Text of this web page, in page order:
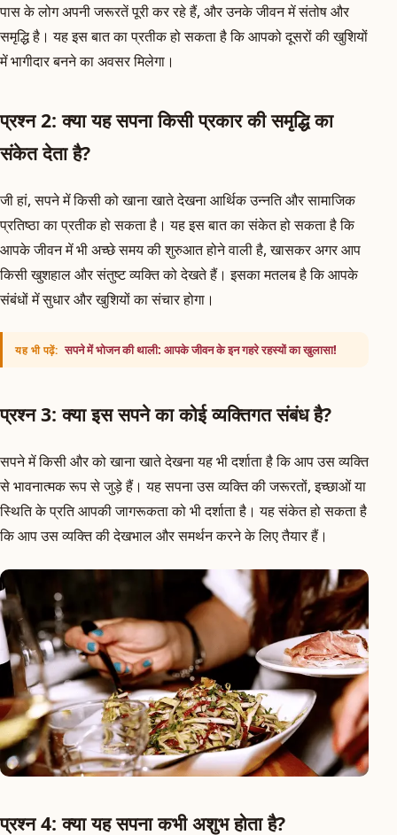
पास के लोग अपनी जरूरतें पूरी कर रहे हैं, और उनके जीवन में संतोष और
समृद्धि है। यह इस बात का प्रतीक हो सकता है कि आपको दूसरों की खुशियों
में भागीदार बनने का अवसर मिलेगा।
प्रश्न 2: क्या यह सपना किसी प्रकार की समृद्धि का
संकेत देता है?
जी हां, सपने में किसी को खाना खाते देखना आर्थिक उन्नति और सामाजिक
प्रतिष्ठा का प्रतीक हो सकता है। यह इस बात का संकेत हो सकता है कि
आपके जीवन में भी अच्छे समय की शुरुआत होने वाली है, खासकर अगर आप
किसी खुशहाल और संतुष्ट व्यक्ति को देखते हैं। इसका मतलब है कि आपके
संबंधों में सुधार और खुशियों का संचार होगा।
यह भी पढ़ें: सपने में भोजन की थाली: आपके जीवन के इन गहरे रहस्यों का खुलासा!
प्रश्न 3: क्या इस सपने का कोई व्यक्तिगत संबंध है?
सपने में किसी और को खाना खाते देखना यह भी दर्शाता है कि आप उस व्यक्ति
से भावनात्मक रूप से जुड़े हैं। यह सपना उस व्यक्ति की जरूरतों, इच्छाओं या
स्थिति के प्रति आपकी जागरूकता को भी दर्शाता है। यह संकेत हो सकता है
कि आप उस व्यक्ति की देखभाल और समर्थन करने के लिए तैयार हैं।
प्रश्न 4: क्या यह सपना कभी अशुभ होता है?